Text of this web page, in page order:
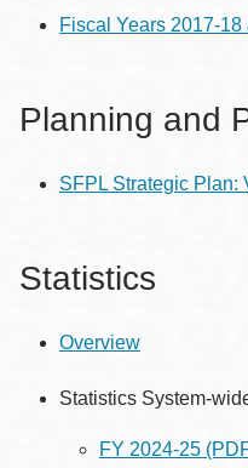
Fiscal Years 2017-18
Planning and
SFPL Strategic Plan:
Statistics
Overview
Statistics System-
FY 2024-25